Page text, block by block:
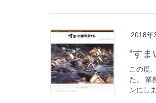
2018年
“
この度
た。 業
ンにし